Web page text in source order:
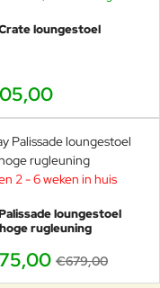
te
daarnaast
die het polyester
loungestoel
-15%
2 - 6 weken in huis
loungestoel
rugleuning
€679,00